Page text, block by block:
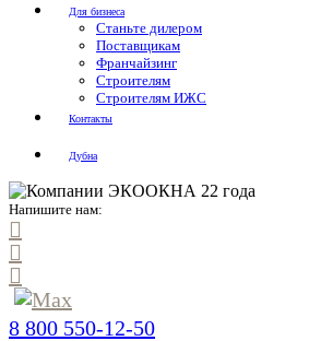
Для бизнеса
Станьте дилером
Поставщикам
Франчайзинг
Строителям
Строителям ИЖС
Контакты
Дубна
Напишите нам:
8 800 550-12-50